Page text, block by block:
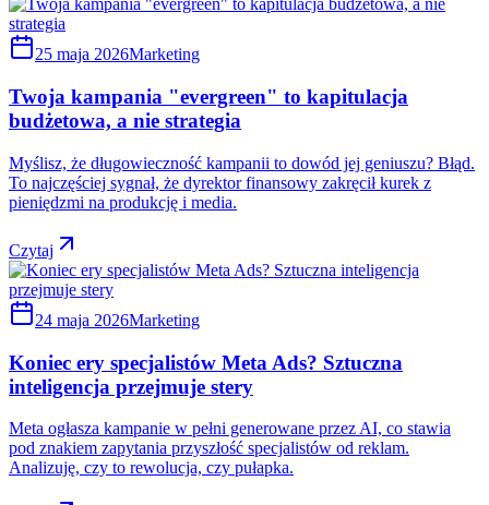
25 maja 2026Marketing
Twoja kampania "evergreen" to kapitulacja
budżetowa, a nie strategia
Myślisz, że długowieczność kampanii to dowód jej geniuszu? Błąd.
To najczęściej sygnał, że dyrektor finansowy zakręcił kurek z
pieniędzmi na produkcję i media.
Czytaj
24 maja 2026Marketing
Koniec ery specjalistów Meta Ads? Sztuczna
inteligencja przejmuje stery
Meta ogłasza kampanie w pełni generowane przez AI, co stawia
pod znakiem zapytania przyszłość specjalistów od reklam.
Analizuję, czy to rewolucja, czy pułapka.